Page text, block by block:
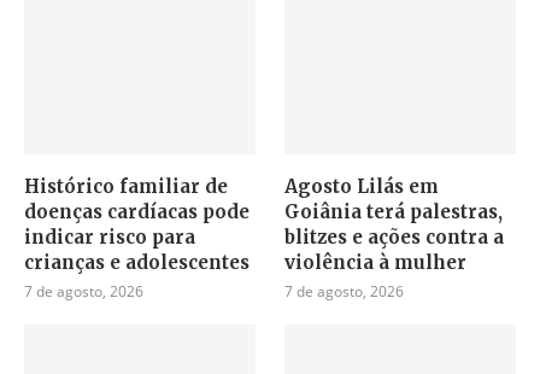
Histórico familiar de
doenças cardíacas pode
indicar risco para
crianças e adolescentes
7 de agosto, 2026
Agosto Lilás em
Goiânia terá palestras,
blitzes e ações contra a
violência à mulher
7 de agosto, 2026